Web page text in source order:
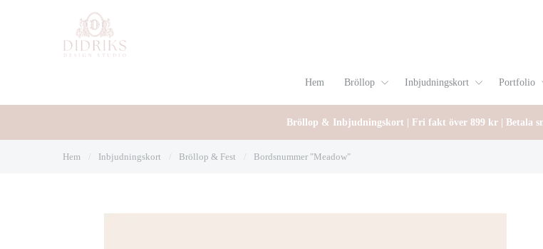
Hem Bröllop Inbjudningskort Portfolio
Bröllop & Inbjudningskort | Fri fakt över 899 kr | Betala
Hem Inbjudningskort Bröllop & Fest Bordsnummer "Meadow"